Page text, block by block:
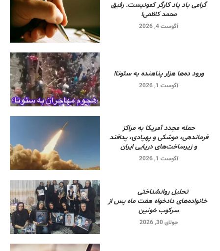
گرامی باد یاد کارگر کمونیست. رفیق
محمد کاظمی!
آگوست 4, 2026
ورود ده‌ها هزار پناهنده به سئوتا!
آگوست 1, 2026
حمله مجدد آمریکا به مراکز
فرماندهی، موشکی و پهپادی، پدافند
و زیرساخت‌های دریایی ایران
آگوست 1, 2026
تحلیل روانشناختی
خانواده‌های دادخواه هفت ماه پس از
سرکوب خونین
جولای 30, 2026